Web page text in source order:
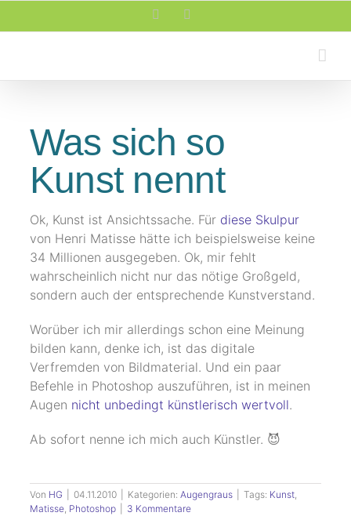
Inhalt
Facebook
Was sich so
Kunst nennt
Ok, Kunst ist Ansichtssache. Für diese Skulpur
von Henri Matisse hätte ich beispielsweise keine
34 Millionen ausgegeben. Ok, mir fehlt
wahrscheinlich nicht nur das nötige Großgeld,
sondern auch der entsprechende Kunstverstand.
Worüber ich mir allerdings schon eine Meinung
bilden kann, denke ich, ist das digitale
Verfremden von Bildmaterial. Und ein paar
Befehle in Photoshop auszuführen, ist in meinen
Augen nicht unbedingt künstlerisch wertvoll.
Ab sofort nenne ich mich auch Künstler. 😈
Von HG 04.11.2010 Kategorien: Augengraus Tags: Kunst,
Matisse, Photoshop 3 Kommentare